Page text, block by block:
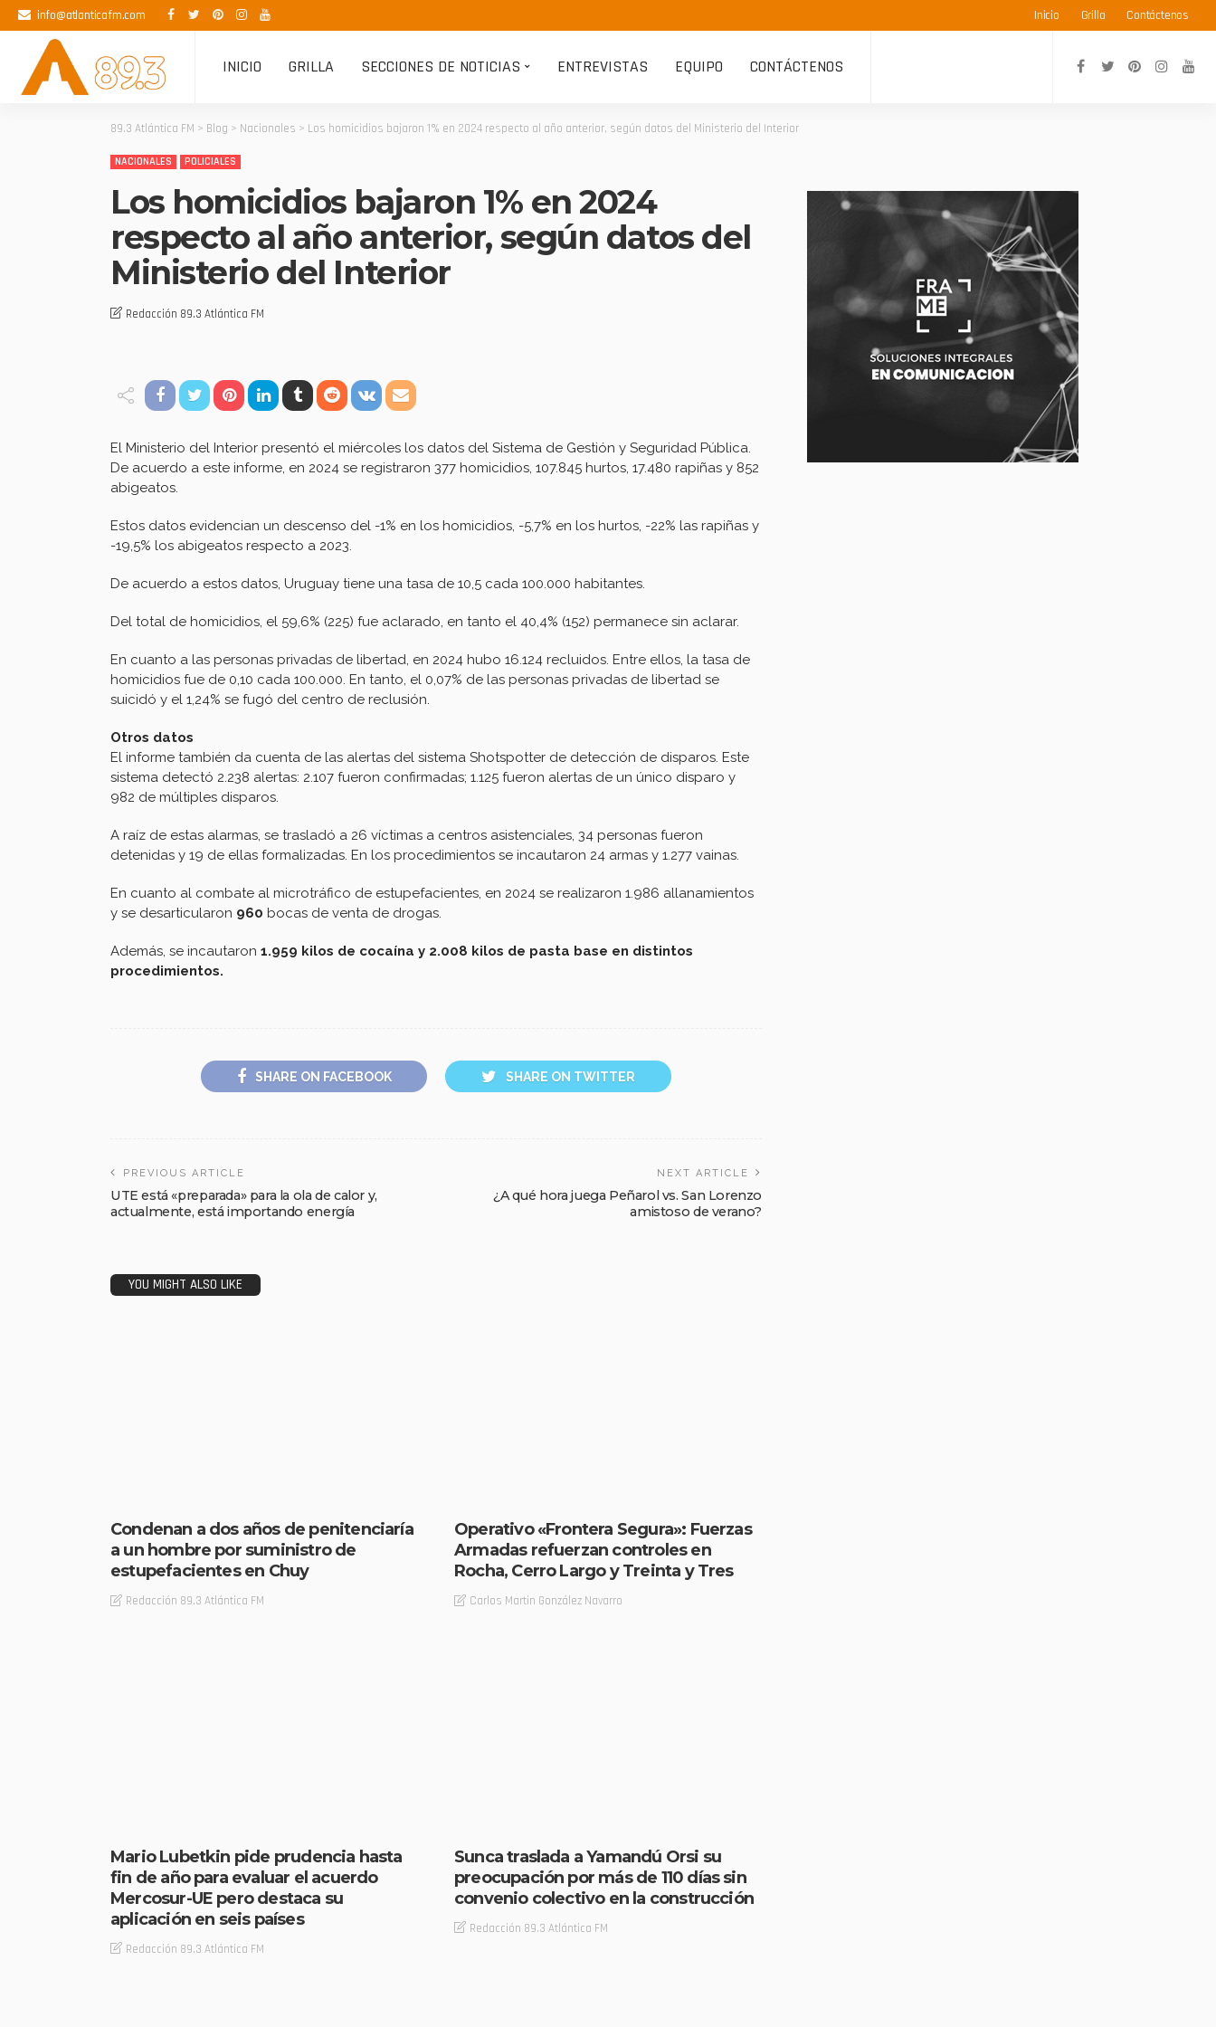
info@atlanticafm.com Inicio Grilla Contáctenos
INICIO GRILLA SECCIONES DE NOTICIAS ENTREVISTAS EQUIPO CONTÁCTENOS
89.3 Atlántica FM > Blog > Nacionales > Los homicidios bajaron 1% en 2024 respecto al año anterior, según datos del Ministerio del Interior
NACIONALES POLICIALES
Los homicidios bajaron 1% en 2024
respecto al año anterior, según datos del
Ministerio del Interior
Redacción 89.3 Atlántica FM
El Ministerio del Interior presentó el miércoles los datos del Sistema de Gestión y Seguridad Pública.
De acuerdo a este informe, en 2024 se registraron 377 homicidios, 107.845 hurtos, 17.480 rapiñas y 852
abigeatos.
Estos datos evidencian un descenso del -1% en los homicidios, -5,7% en los hurtos, -22% las rapiñas y
-19,5% los abigeatos respecto a 2023.
De acuerdo a estos datos, Uruguay tiene una tasa de 10,5 cada 100.000 habitantes.
Del total de homicidios, el 59,6% (225) fue aclarado, en tanto el 40,4% (152) permanece sin aclarar.
En cuanto a las personas privadas de libertad, en 2024 hubo 16.124 recluidos. Entre ellos, la tasa de
homicidios fue de 0,10 cada 100.000. En tanto, el 0,07% de las personas privadas de libertad se
suicidó y el 1,24% se fugó del centro de reclusión.
Otros datos
El informe también da cuenta de las alertas del sistema Shotspotter de detección de disparos. Este
sistema detectó 2.238 alertas: 2.107 fueron confirmadas; 1.125 fueron alertas de un único disparo y
982 de múltiples disparos.
A raíz de estas alarmas, se trasladó a 26 víctimas a centros asistenciales, 34 personas fueron
detenidas y 19 de ellas formalizadas. En los procedimientos se incautaron 24 armas y 1.277 vainas.
En cuanto al combate al microtráfico de estupefacientes, en 2024 se realizaron 1.986 allanamientos
y se desarticularon 960 bocas de venta de drogas.
Además, se incautaron 1.959 kilos de cocaína y 2.008 kilos de pasta base en distintos
procedimientos.
SHARE ON FACEBOOK SHARE ON TWITTER
PREVIOUS ARTICLE
UTE está «preparada» para la ola de calor y,
actualmente, está importando energía
NEXT ARTICLE
¿A qué hora juega Peñarol vs. San Lorenzo
amistoso de verano?
YOU MIGHT ALSO LIKE
Condenan a dos años de penitenciaría
a un hombre por suministro de
estupefacientes en Chuy
Redacción 89.3 Atlántica FM
Operativo «Frontera Segura»: Fuerzas
Armadas refuerzan controles en
Rocha, Cerro Largo y Treinta y Tres
Carlos Martin González Navarro
Mario Lubetkin pide prudencia hasta
fin de año para evaluar el acuerdo
Mercosur-UE pero destaca su
aplicación en seis países
Redacción 89.3 Atlántica FM
Sunca traslada a Yamandú Orsi su
preocupación por más de 110 días sin
convenio colectivo en la construcción
Redacción 89.3 Atlántica FM